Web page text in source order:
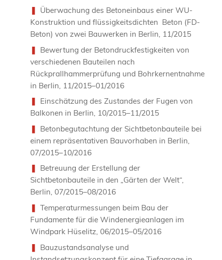
Überwachung des Betoneinbaus einer WU-
Konstruktion und flüssigkeitsdichten Beton (FD-
Beton) von zwei Bauwerken in Berlin, 11/2015
Bewertung der Betondruckfestigkeiten von
verschiedenen Bauteilen nach
Rückprallhammerprüfung und Bohrkernentnahme
in Berlin, 11/2015–01/2016
Einschätzung des Zustandes der Fugen von
Balkonen in Berlin, 10/2015–11/2015
Betonbegutachtung der Sichtbetonbauteile bei
einem repräsentativen Bauvorhaben in Berlin,
07/2015–10/2016
Betreuung der Erstellung der
Sichtbetonbauteile in den „Gärten der Welt“,
Berlin, 07/2015–08/2016
Temperaturmessungen beim Bau der
Fundamente für die Windenergieanlagen im
Windpark Hüselitz, 06/2015–05/2016
Bauzustandsanalyse und